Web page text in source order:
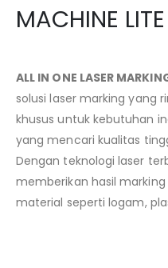
MACHINE
ALL IN ONE LASER
solusi laser marking yang
khusus untuk kebutuhan
yang mencari kualitas
Dengan teknologi laser
memberikan hasil
material seperti logam,